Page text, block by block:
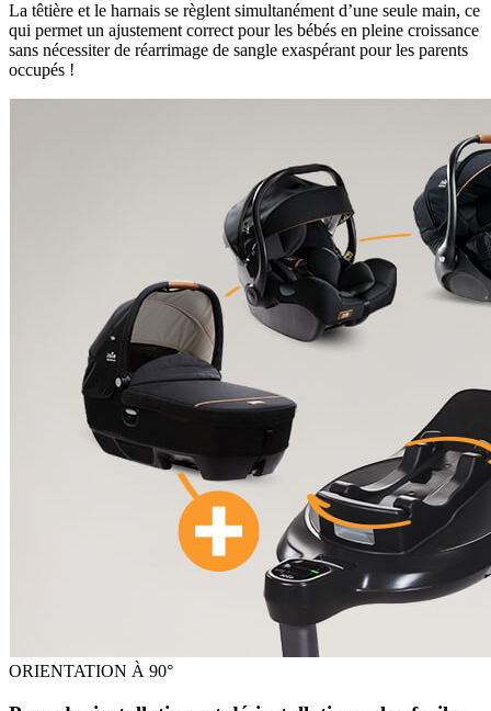
La têtière et le harnais se règlent simultanément d’une seule main, ce
qui permet un ajustement correct pour les bébés en pleine croissance
sans nécessiter de réarrimage de sangle exaspérant pour les parents
occupés !
ORIENTATION À 90°